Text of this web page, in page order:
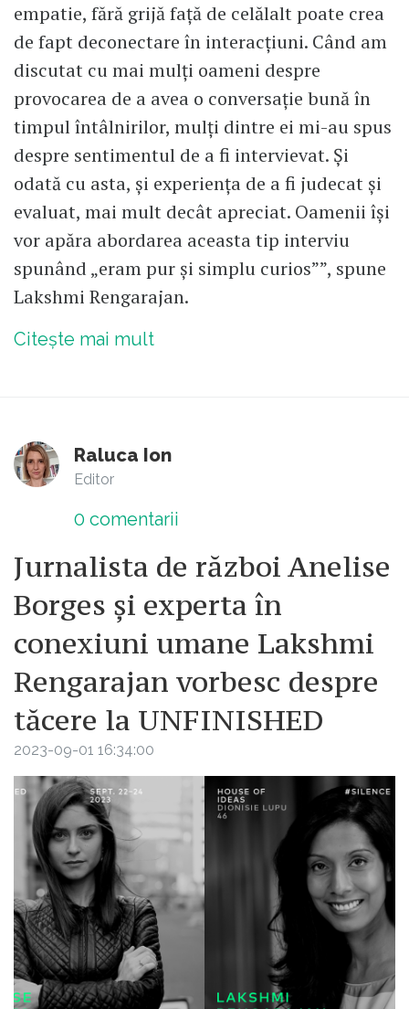
empatie, fără grijă față de celălalt poate crea
de fapt deconectare în interacțiuni. Când am
discutat cu mai mulți oameni despre
provocarea de a avea o conversație bună în
timpul întâlnirilor, mulți dintre ei mi-au spus
despre sentimentul de a fi intervievat. Și
odată cu asta, și experiența de a fi judecat și
evaluat, mai mult decât apreciat. Oamenii își
vor apăra abordarea aceasta tip interviu
spunând „eram pur și simplu curios””, spune
Lakshmi Rengarajan.
Citește mai mult
Raluca Ion
Editor
0 comentarii
Jurnalista de război Anelise
Borges și experta în
conexiuni umane Lakshmi
Rengarajan vorbesc despre
tăcere la UNFINISHED
2023-09-01 16:34:00